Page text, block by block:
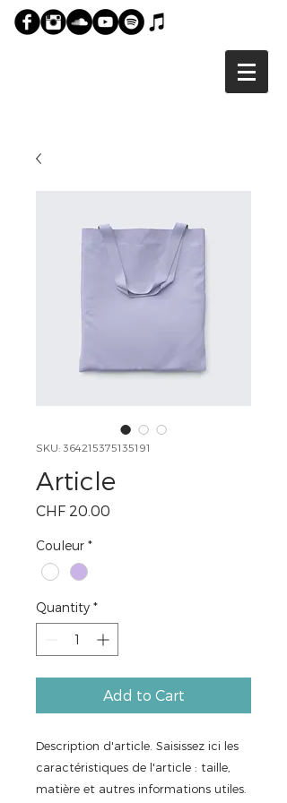
SKU: 364215375135191
Article
CHF 20.00
Couleur *
Quantity *
Add to Cart
Description d'article. Saisissez ici les
caractéristiques de l'article : taille,
matière et autres informations utiles.